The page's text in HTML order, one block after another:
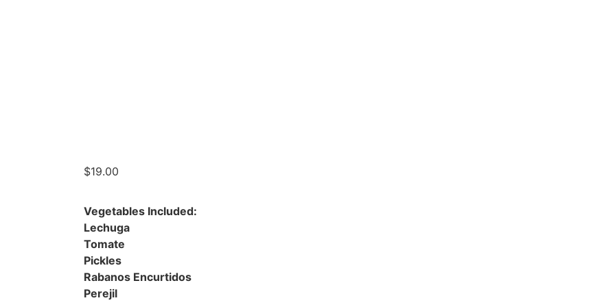
$19.00
Vegetables Included:
Lechuga
Tomate
Pickles
Rabanos Encurtidos
Perejil